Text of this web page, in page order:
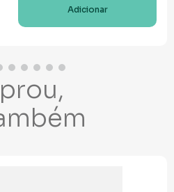
Adicionar